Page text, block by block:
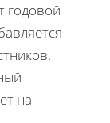
годовой
на